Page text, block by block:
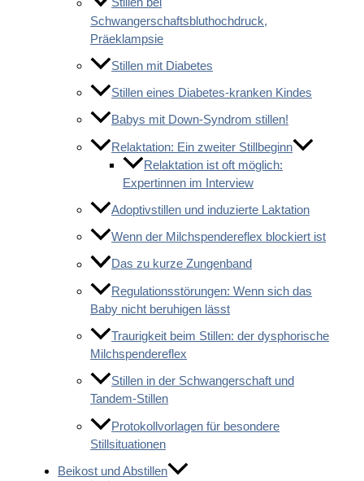
Schwangerschaftsbluthochdruck,
Präeklampsie
Stillen mit Diabetes
Stillen eines Diabetes-kranken Kindes
Babys mit Down-Syndrom stillen!
Relaktation: Ein zweiter Stillbeginn
Relaktation ist oft möglich:
Expertinnen im Interview
Adoptivstillen und induzierte Laktation
Wenn der Milchspendereflex blockiert ist
Das zu kurze Zungenband
Regulationsstörungen: Wenn sich das
Baby nicht beruhigen lässt
Traurigkeit beim Stillen: der dysphorische
Milchspendereflex
Stillen in der Schwangerschaft und
Tandem-Stillen
Protokollvorlagen für besondere
Stillsituationen
Beikost und Abstillen